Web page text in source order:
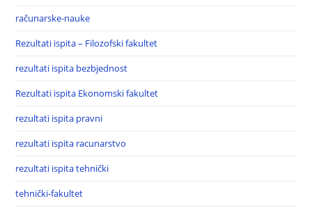
računarske-nauke
Rezultati ispita – Filozofski fakultet
rezultati ispita bezbjednost
Rezultati ispita Ekonomski fakultet
rezultati ispita pravni
rezultati ispita racunarstvo
rezultati ispita tehnički
tehnički-fakultet